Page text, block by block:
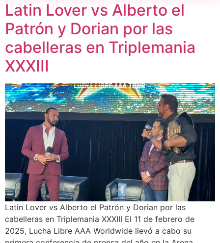
Latin Lover vs Alberto el
Patrón y Dorian por las
cabelleras en Triplemania
XXXIII
Latin Lover vs Alberto el Patrón y Dorian por las
cabelleras en Triplemania XXXIII El 11 de febrero de
2025, Lucha Libre AAA Worldwide llevó a cabo su